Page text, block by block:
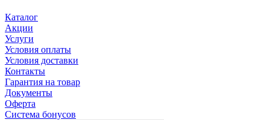
Каталог
Акции
Услуги
Условия оплаты
Условия доставки
Контакты
Гарантия на товар
Документы
Оферта
Система бонусов